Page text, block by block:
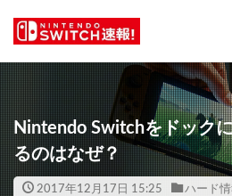
Nintendo Switchをドック
るのはなぜ？
2017年12月17日 15:25 ハード